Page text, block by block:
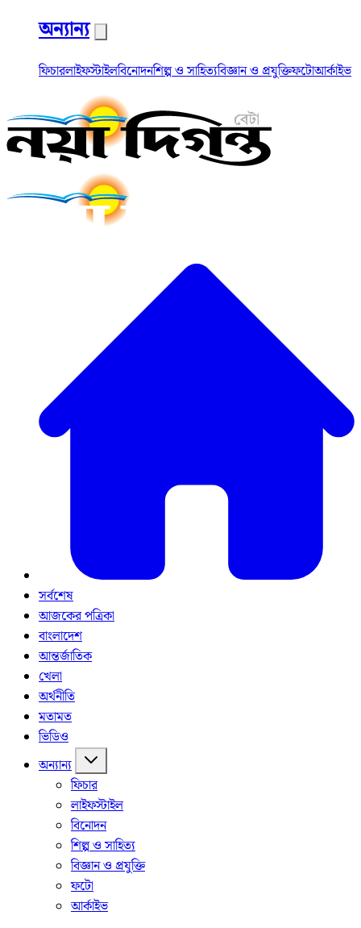
অন্যান্য
ফিচারলাইফস্টাইলবিনোদনশিল্প ও সাহিত্যবিজ্ঞান ও প্রযুক্তিফটোআর্কাইভ
সর্বশেষ
আজকের পত্রিকা
বাংলাদেশ
আন্তর্জাতিক
খেলা
অর্থনীতি
মতামত
ভিডিও
অন্যান্য
ফিচার
লাইফস্টাইল
বিনোদন
শিল্প ও সাহিত্য
বিজ্ঞান ও প্রযুক্তি
ফটো
আর্কাইভ